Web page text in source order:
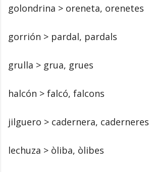
golondrina > oreneta, orenetes
gorrión > pardal, pardals
grulla > grua, grues
halcón > falcó, falcons
jilguero > cadernera, caderneres
lechuza > òliba, òlibes